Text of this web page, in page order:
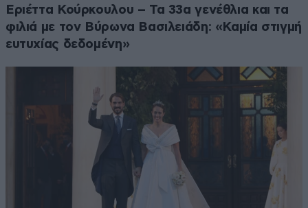
Εριέττα Κούρκουλου – Τα 33α γενέθλια και τα
φιλιά με τον Βύρωνα Βασιλειάδη: «Καμία στιγμή
ευτυχίας δεδομένη»